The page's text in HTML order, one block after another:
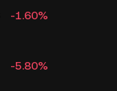
-1.60%
-5.80%